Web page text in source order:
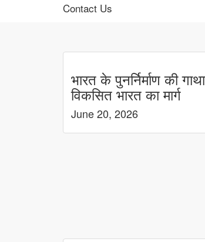
Contact Us
भारत के पुनर्निर्माण की
विकसित भारत का मार्ग
June 20, 2026